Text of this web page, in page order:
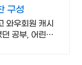
구성
와우회원 캐시
공부, 어린이